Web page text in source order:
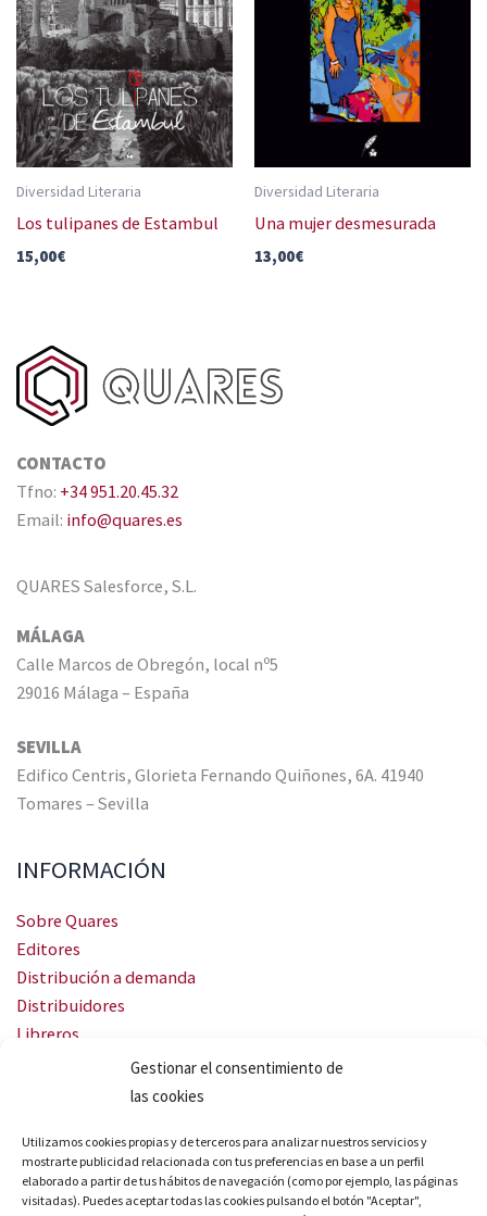
Gestionar el consentimiento de
las cookies
Utilizamos cookies propias y de terceros para analizar nuestros servicios y
mostrarte publicidad relacionada con tus preferencias en base a un perfil
elaborado a partir de tus hábitos de navegación (como por ejemplo, las páginas
visitadas). Puedes aceptar todas las cookies pulsando el botón "Aceptar",
Diversidad Literaria
Los tulipanes de Estambul
15,00€
Diversidad Literaria
Una mujer desmesurada
13,00€
CONTACTO
Tfno: +34 951.20.45.32
Email: info@quares.es
QUARES Salesforce, S.L.
MÁLAGA
Calle Marcos de Obregón, local nº5
29016 Málaga – España
SEVILLA
Edifico Centris, Glorieta Fernando Quiñones, 6A. 41940
Tomares – Sevilla
INFORMACIÓN
Sobre Quares
Editores
Distribución a demanda
Distribuidores
Libreros
Servicio Landingweb
Crea tu audiobook